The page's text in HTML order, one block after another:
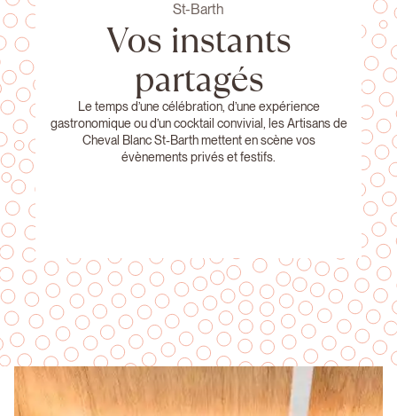
St-Barth
Vos instants
partagés
Le temps d’une célébration, d’une expérience
gastronomique ou d’un cocktail convivial, les Artisans de
Cheval Blanc St-Barth mettent en scène vos
évènements privés et festifs.